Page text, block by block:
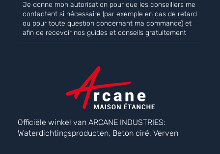
Je donne mon autorisation pour que les conseillers me
contactent si nécessaire (par exemple en cas de retard
ou pour toute question concernant ma commande) et
afin de recevoir nos guides et conseils gratuitement
Officiële winkel van ARCANE INDUSTRIES:
Waterdichtingsproducten, Beton ciré, Verven